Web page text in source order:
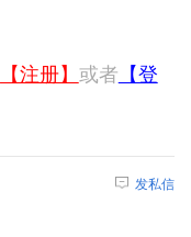
【注册】 或者 【登
发私信